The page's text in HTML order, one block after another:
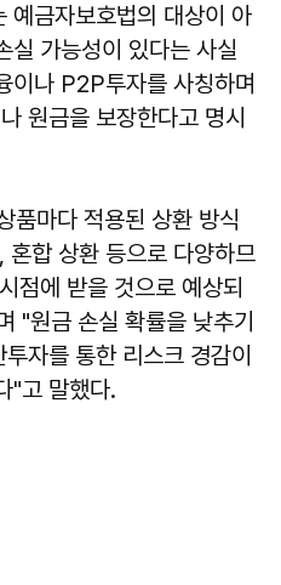
예금자보호법의 대상이 아
실 가능성이 있다는 사실
이나 P2P투자를 사칭하며
원금을 보장한다고 명시
품마다 적용된 상환 방식
혼합 상환 등으로 다양하므
점에 받을 것으로 예상되
"원금 손실 확률을 낮추기
자를 통한 리스크 경감이
"고 말했다.